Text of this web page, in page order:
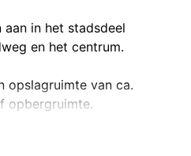
aan in het stadsdeel
en het centrum.
opslagruimte van ca.
opbergruimte.